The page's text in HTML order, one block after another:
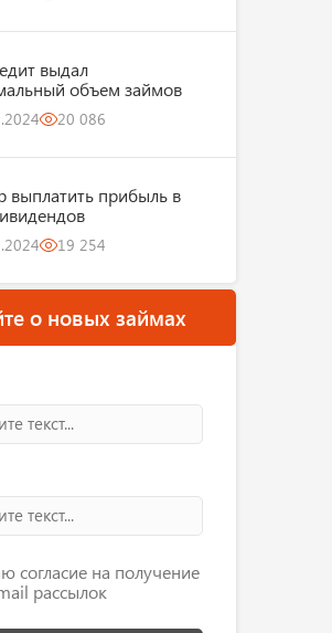
выдал
объем займов
20 086
выплатить прибыль в
19 254
о новых займах
согласие на получение
рассылок